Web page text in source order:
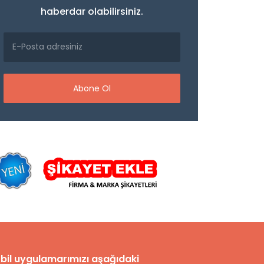
haberdar olabilirsiniz.
Abone Ol
uygulamarımızı aşağıdaki